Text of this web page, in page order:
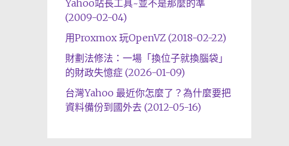
Yahoo站長工具~並不是那麼的準
(2009-02-04)
用Proxmox 玩OpenVZ (2018-02-22)
財劃法修法：一場「換位子就換腦袋」
的財政失憶症 (2026-01-09)
台灣Yahoo 最近你怎麼了？為什麼要把
資料備份到國外去 (2012-05-16)